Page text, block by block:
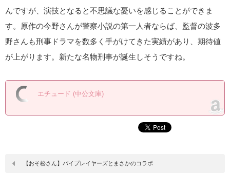
んですが、演技となると不思議な憂いを感じることができま
す。原作の今野さんが警察小説の第一人者ならば、監督の波多
野さんも刑事ドラマを数多く手がけてきた実績があり、期待値
が上がります。新たな名物刑事が誕生しそうですね。
エチュード (中公文庫)
【おそ松さん】バイプレイヤーズとまさかのコラボ